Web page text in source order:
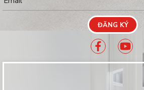
ĐĂNG KÝ